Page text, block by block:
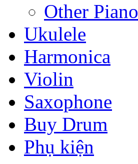
Other Piano
Ukulele
Harmonica
Violin
Saxophone
Buy Drum
Phụ kiện